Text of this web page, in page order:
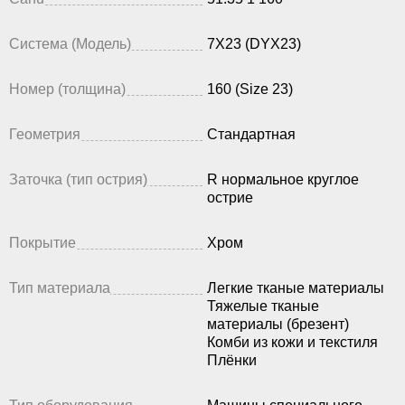
Система (Модель) 7X23 (DYX23)
Номер (толщина) 160 (Size 23)
Геометрия Стандартная
Заточка (тип острия)
R нормальное круглое
острие
Покрытие Хром
Тип материала
Легкие тканые материалы
Тяжелые тканые
материалы (брезент)
Комби из кожи и текстиля
Плёнки